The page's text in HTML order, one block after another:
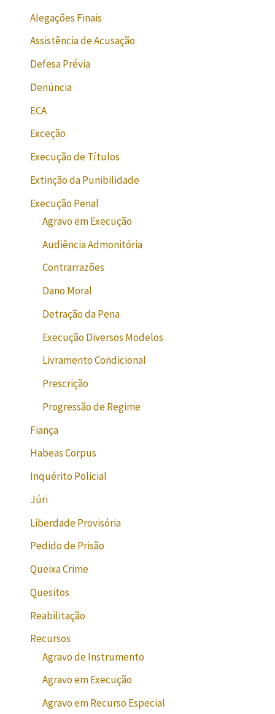
Alegações Finais
Assistência de Acusação
Defesa Prévia
Denúncia
ECA
Exceção
Execução de Títulos
Extinção da Punibilidade
Execução Penal
Agravo em Execução
Audiência Admonitória
Contrarrazões
Dano Moral
Detração da Pena
Execução Diversos Modelos
Livramento Condicional
Prescrição
Progressão de Regime
Fiança
Habeas Corpus
Inquérito Policial
Júri
Liberdade Provisória
Pedido de Prisão
Queixa Crime
Quesitos
Reabilitação
Recursos
Agravo de Instrumento
Agravo em Execução
Agravo em Recurso Especial